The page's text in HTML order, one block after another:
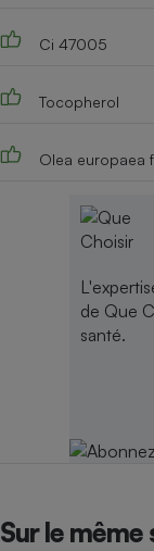
Ci 47005
Tocopherol
Olea europaea
de Que
santé.
Sur le même